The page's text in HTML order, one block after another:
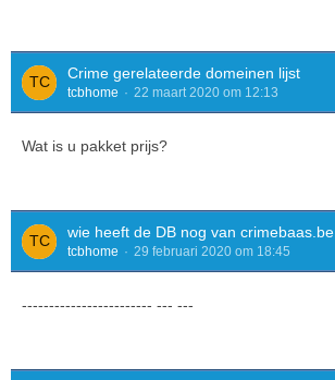
Crime gerelateerde domeinen lijst
tcbhome 22 maart 2020 om 12:13
Wat is u pakket prijs?
wie heeft de DB nog van crimebaas.be
tcbhome 29 februari 2020 om 18:45
------------------------ --- ---